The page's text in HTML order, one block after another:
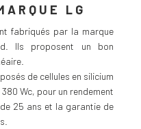
LG
fabriqués par la marque
Ils proposent un bon
de cellules en silicium
Wc, pour un rendement
25 ans et la garantie de